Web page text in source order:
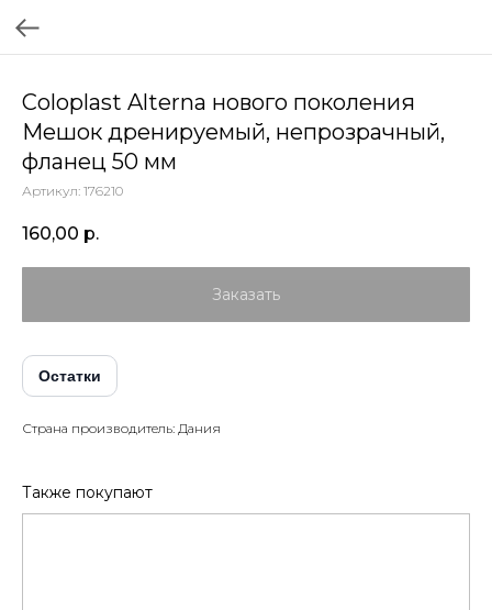
Coloplast Alterna нового поколения
Мешок дренируемый, непрозрачный,
фланец 50 мм
Артикул: 176210
160,00 р.
Заказать
Остатки
Страна производитель: Дания
Также покупают